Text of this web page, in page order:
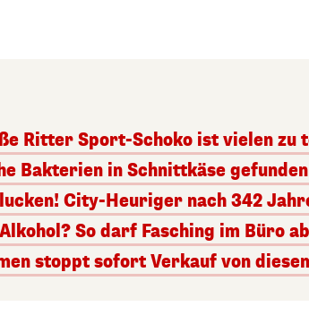
Ritter Sport-Schoko ist vielen zu
Bakterien in Schnittkäse
City-Heuriger nach 342
So darf Fasching im Büro
stoppt sofort Verkauf von